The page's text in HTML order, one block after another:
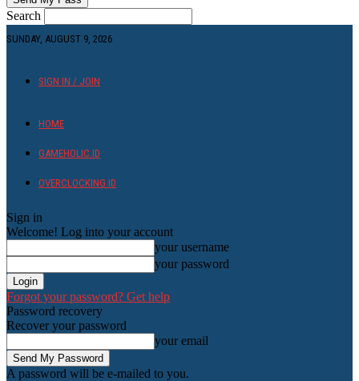
Search
SUNDAY, AUGUST 9, 2026
SIGN IN / JOIN
HOME
GAMEHOLIC.ID
OVERCLOCKING ID
Sign in
Welcome! Log into your account
your username
your password
Forgot your password? Get help
Password recovery
Recover your password
your email
A password will be e-mailed to you.